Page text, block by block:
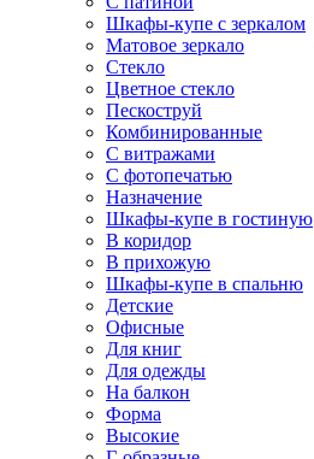
Шкафы-купе с зеркалом
Матовое зеркало
Стекло
Цветное стекло
Пескоструй
Комбинированные
С витражами
С фотопечатью
Назначение
Шкафы-купе в гостиную
В коридор
В прихожую
Шкафы-купе в спальню
Детские
Офисные
Для книг
Для одежды
На балкон
Форма
Высокие